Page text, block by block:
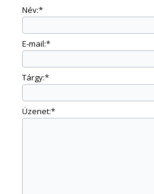
Név:*
E-mail:*
Tárgy:*
Üzenet:*